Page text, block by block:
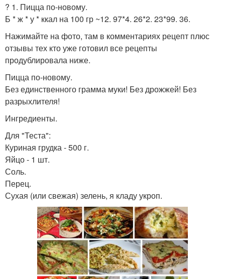
? 1. Пицца по-новому.
Б * ж * у * ккал на 100 гр ~12. 97*4. 26*2. 23*99. 36.
Нажимайте на фото, там в комментариях рецепт плюс
отзывы тех кто уже готовил все рецепты
продублировала ниже.
Пицца по-новому.
Без единственного грамма муки! Без дрожжей! Без
разрыхлителя!
Ингредиенты.
Для "Теста":
Куриная грудка - 500 г.
Яйцо - 1 шт.
Соль.
Перец.
Сухая (или свежая) зелень, я кладу укроп.